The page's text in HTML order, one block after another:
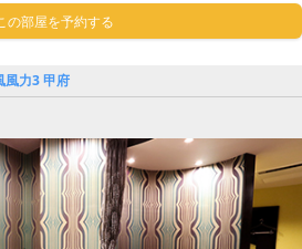
の部屋を予約する
風力3 甲府